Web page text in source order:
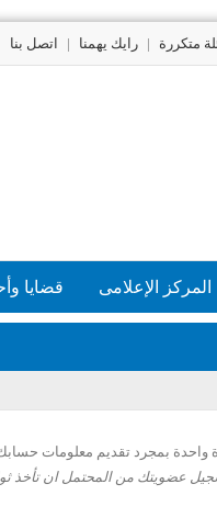
متكررة | رايك يهمنا | اتصل بنا
المركز الإعلامى قضايا
واحدة بمجرد تقديم معلومات
عضويتك من المحتمل ان تأخذ